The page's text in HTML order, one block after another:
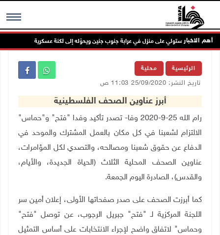
MENU أهم الاخبار
الاحتلال يستولي على منزل في عرابة جنوب جنين ويحوّله إلى ثكنة عسكرية
الرئيسية محلية
تاريخ النشر: 25/09/2020 11:03 ص
أبرز عناوين الصحف الفلسطينية
رام الله 25-9-2020 وفا- تصدر تأكيد وفدا "فتح" و"حماس"
الالتزام لشعبنا في كل مكان بالعمل المشترك والموحد في
الدفاع عن حقوق شعبنا ومصالحه، والتصدي لكل المؤامرات،
عناوين الصحف المحلية الثلاث (الحياة الجديدة، والأيام،
والقدس)، الصادرة اليوم الجمعة.
كما أبرزت الصحف على صدر صفحاتها الأولى، إعلان أمين سر
اللجنة المركزية لـ "فتح" جبريل الرجوب، عن توصل "فتح"
وحماس" لاتفاق واضح لإجراء الانتخابات على أساس التمثيل